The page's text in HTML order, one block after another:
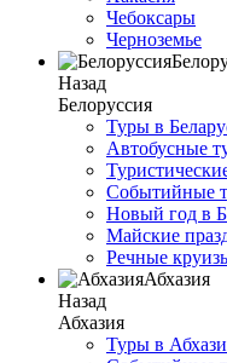
Чебоксары
Черноземье
Назад
Белоруссия
Туры в
Автобусные
Событийные
Новый год в
Майские
Речные
Абхазия
Назад
Абхазия
Туры в